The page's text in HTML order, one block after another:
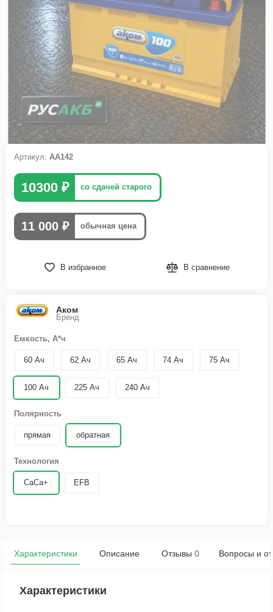
Аком
Бренд
Емкость, А*ч
60 Ач 62 Ач 65 Ач 74 Ач 75 Ач
100 Ач 225 Ач 240 Ач
Полярность
прямая обратная
Технология
CaCa+ EFB
Артикул: АА142
10300 ₽ со сдачей старого
11 000 ₽ обычная цена
В избранное В сравнение
Характеристики Описание Отзывы 0 Вопросы и
Характеристики